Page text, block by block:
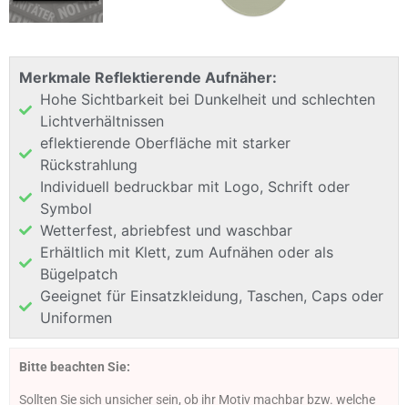
Merkmale Reflektierende Aufnäher:
Hohe Sichtbarkeit bei Dunkelheit und schlechten
Lichtverhältnissen
eflektierende Oberfläche mit starker
Rückstrahlung
Individuell bedruckbar mit Logo, Schrift oder
Symbol
Wetterfest, abriebfest und waschbar
Erhältlich mit Klett, zum Aufnähen oder als
Bügelpatch
Geeignet für Einsatzkleidung, Taschen, Caps oder
Uniformen
Bitte beachten Sie:
Sollten Sie sich unsicher sein, ob ihr Motiv machbar bzw. welche